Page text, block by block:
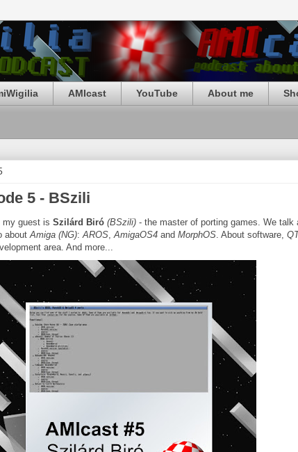
AMIcast YouTube About me
5 - BSzili
my guest is Szilárd Biró (BSzili) - the master of porting games. We talk
aboutAmiga (NG):AROS,AmigaOS4 and MorphOS. About software,
area. And more...